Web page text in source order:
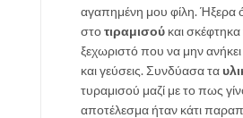
αγαπημένη μου φίλη. Ήξερα
στοτιραμισού και
ξεχωριστό που να μην
και γεύσεις. Συνδύασα τα
τυραμισού μαζί με το πως
αποτέλεσμα ήταν κάτι